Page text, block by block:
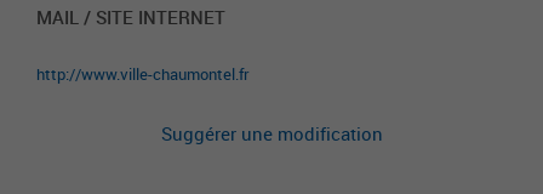
MAIL / SITE INTERNET
http://www.ville-chaumontel.fr
Suggérer une modification